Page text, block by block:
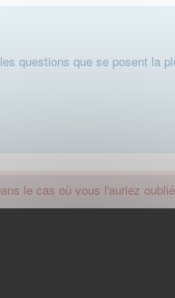
questions que se posent la
le cas où vous l'auriez